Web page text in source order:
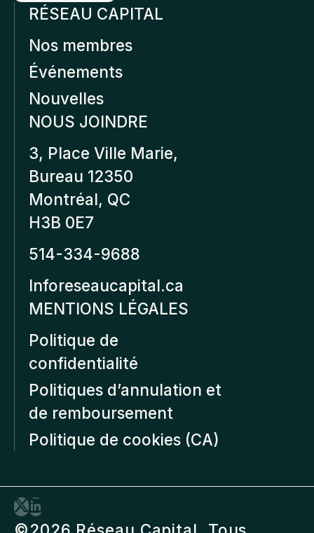
RÉSEAU CAPITAL
Nos membres
Événements
Nouvelles
NOUS JOINDRE
3, Place Ville Marie,
Bureau 12350
Montréal, QC
H3B 0E7
514-334-9688
Inforeseaucapital.ca
MENTIONS LÉGALES
Politique de
confidentialité
Politiques d’annulation et
de remboursement
Politique de cookies (CA)